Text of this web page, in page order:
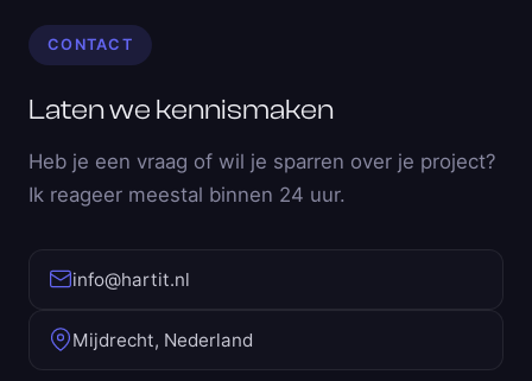
CONTACT
Laten we kennismaken
Heb je een vraag of wil je sparren over je project?
Ik reageer meestal binnen 24 uur.
info@hartit.nl
Mijdrecht, Nederland